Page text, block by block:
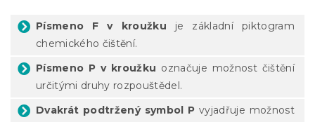
Písmeno F v kroužku je základní piktogram
chemického čištění.
Písmeno P v kroužku označuje možnost čištění
určitými druhy rozpouštědel.
Dvakrát podtržený symbol Pvyjadřuje možnost